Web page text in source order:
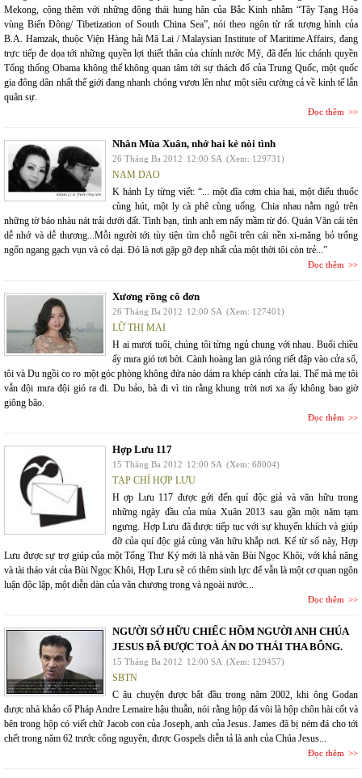
Mekong, cộng thêm với những động thái hung hãn của Bắc Kinh nhằm “Tây Tạng Hóa
vùng Biển Đông/ Tibetization of South China Sea”, nói theo ngôn từ rất tượng hình của
B.A. Hamzak, thuộc Viện Hàng hải Mã Lai / Malaysian Institute of Maritime Affairs, đang
trực tiếp đe dọa tới những quyền lợi thiết thân của chính nước Mỹ, đã đến lúc chánh quyền
Tổng thống Obama không thể không quan tâm tới sự thách đố của Trung Quốc, một quốc
gia đông dân nhất thế giới đang nhanh chóng vươn lên như một siêu cường cả về kinh tế lẫn
quân sự.
Đọc thêm
Nhân Mùa Xuân, nhớ hai kẻ nòi tình
26 Tháng Ba 2012 12:00 SA (Xem: 129731)
NAM DAO
K hánh Ly từng viết: “... một dĩa cơm chia hai, một điếu thuốc
cùng hút, một ly cà phê cùng uống. Chia nhau nằm ngủ trên
những tờ báo nhàu nát trải dưới đất. Tình bạn, tình anh em nẩy mầm từ đó. Quán Văn cái tên
dễ nhớ và dễ thương...Mỗi người tới tùy tiện tìm chỗ ngồi trên cái nền xi-măng bỏ trống
ngổn ngang gạch vụn và cỏ dại. Đó là nơi gặp gỡ đẹp nhất của một thời tôi còn trẻ...”
Đọc thêm
Xương rồng cô đơn
26 Tháng Ba 2012 12:00 SA (Xem: 127401)
LỮ THỊ MAI
H ai mươi tuổi, chúng tôi từng ngủ chung với nhau. Buổi chiều
ấy mưa gió tơi bời. Cành hoàng lan già róng riết đập vào cửa sổ,
tôi và Du ngồi co ro một góc phòng không đứa nào dám ra khép cánh cửa lại. Thế mà mẹ tôi
vẫn đội mưa đội gió ra đi. Du bảo, bà đi vì tin rằng khung trời nơi xa ấy không bao giờ
giông bão.
Đọc thêm
Hợp Lưu 117
15 Tháng Ba 2012 12:00 SA (Xem: 68004)
TẠP CHÍ HỢP LƯU
H ợp Lưu 117 được gởi đến quí độc giả và văn hữu trong
những ngày đầu của mùa Xuân 2013 sau gần một năm tạm
ngưng. Hợp Lưu đã được tiếp tục với sự khuyến khích và giúp
đỡ của quí độc giả cùng văn hữu khắp nơi. Kể từ số này, Hợp
Lưu được sự trợ giúp của một Tổng Thư Ký mới là nhà văn Bùi Ngọc Khôi, với khả năng
và tài tháo vát của Bùi Ngọc Khôi, Hợp Lưu sẽ có thêm sinh lực để vẫn là một cơ quan ngôn
luận độc lập, một diễn dàn của văn chương trong và ngoài nước...
Đọc thêm
NGƯỜI SỞ HỮU CHIẾC HỒM NGƯỜI ANH CHÚA
JESUS ĐÃ ĐƯỢC TOÀ ÁN DO THÁI THA BỖNG.
15 Tháng Ba 2012 12:00 SA (Xem: 129457)
SBTN
C âu chuyện được bắt đầu trong năm 2002, khi ông Godan
được nhà khảo cổ Pháp Andre Lemaire hậu thuẫn, nói rằng hộp đá vôi là hộp chôn hài cốt và
bên trong hộp có viết chữ Jacob con của Joseph, anh của Jesus. James đã bị ném đá cho tới
chết trong năm 62 trước công nguyên, được Gospels diễn tả là anh của Chúa Jesus...
Đọc thêm